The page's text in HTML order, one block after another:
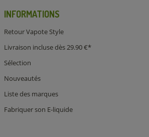
INFORMATIONS
Retour Vapote Style
Livraison incluse dès 29.90 €*
Sélection
Nouveautés
Liste des marques
Fabriquer son E-liquide